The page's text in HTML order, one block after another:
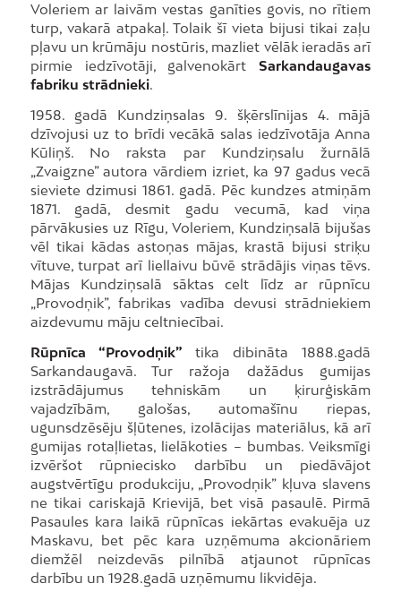
Voleriem ar laivām vestas ganīties govis, no rītiem
turp, vakarā atpakaļ. Tolaik šī vieta bijusi tikai zaļu
pļavu un krūmāju nostūris, mazliet vēlāk ieradās arī
pirmie iedzīvotāji, galvenokārtSarkandaugavas
fabriku strādnieki.
1958. gadā Kundziņsalas 9. šķērslīnijas 4. mājā
dzīvojusi uz to brīdi vecākā salas iedzīvotāja Anna
Kūliņš. No raksta par Kundziņsalu žurnālā
„Zvaigzne” autora vārdiem izriet, ka 97 gadus vecā
sieviete dzimusi 1861. gadā. Pēc kundzes atmiņām
1871. gadā, desmit gadu vecumā, kad viņa
pārvākusies uz Rīgu, Voleriem, Kundziņsalā bijušas
vēl tikai kādas astoņas mājas, krastā bijusi striķu
vītuve, turpat arī liellaivu būvē strādājis viņas tēvs.
Mājas Kundziņsalā sāktas celt līdz ar rūpnīcu
„Provodņik”, fabrikas vadība devusi strādniekiem
aizdevumu māju celtniecībai.
Rūpnīca “Provodņik” tika dibināta 1888.gadā
Sarkandaugavā. Tur ražoja dažādus gumijas
izstrādājumus tehniskām un ķirurģiskām
vajadzībām, galošas, automašīnu riepas,
ugunsdzēsēju šļūtenes, izolācijas materiālus, kā arī
gumijas rotaļlietas, lielākoties – bumbas. Veiksmīgi
izvēršot rūpniecisko darbību un piedāvājot
augstvērtīgu produkciju, „Provodņik” kļuva slavens
ne tikai cariskajā Krievijā, bet visā pasaulē. Pirmā
Pasaules kara laikā rūpnīcas iekārtas evakuēja uz
Maskavu, bet pēc kara uzņēmuma akcionāriem
diemžēl neizdevās pilnībā atjaunot rūpnīcas
darbību un 1928.gadā uzņēmumu likvidēja.